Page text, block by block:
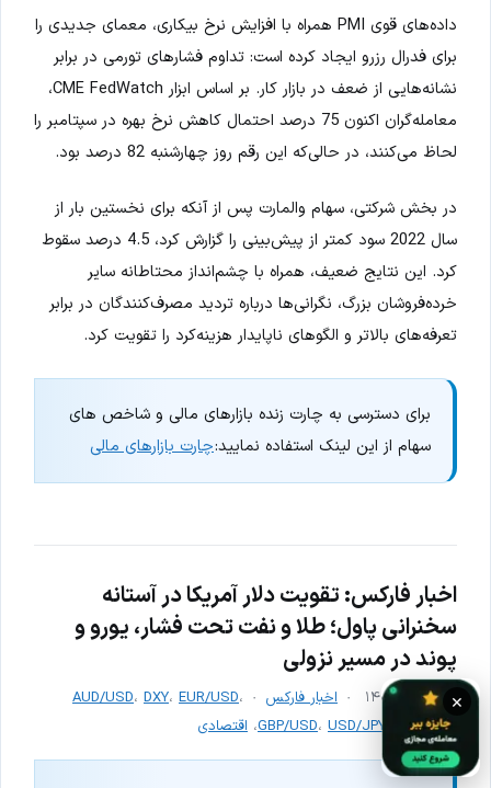
داده‌های قوی PMI همراه با افزایش نرخ بیکاری، معمای جدیدی را
برای فدرال رزرو ایجاد کرده است: تداوم فشارهای تورمی در برابر
نشانه‌هایی از ضعف در بازار کار. بر اساس ابزار CME FedWatch،
معامله‌گران اکنون 75 درصد احتمال کاهش نرخ بهره در سپتامبر را
لحاظ می‌کنند، در حالی‌که این رقم روز چهارشنبه 82 درصد بود.
در بخش شرکتی، سهام والمارت پس از آنکه برای نخستین بار از
سال 2022 سود کمتر از پیش‌بینی را گزارش کرد، 4.5 درصد سقوط
کرد. این نتایج ضعیف، همراه با چشم‌انداز محتاطانه سایر
خرده‌فروشان بزرگ، نگرانی‌ها درباره تردید مصرف‌کنندگان در برابر
تعرفه‌های بالاتر و الگوهای ناپایدار هزینه‌کرد را تقویت کرد.
برای دسترسی به چارت زنده بازارهای مالی و شاخص های
سهام از این لینک استفاده نمایید:چارت بازارهای مالی
اخبار فارکس: تقویت دلار آمریکا در آستانه
سخنرانی پاول؛ طلا و نفت تحت فشار، یورو و
پوند در مسیر نزولی
۳۰ مرداد ۱۴۰۴ اخبار فارکس AUD/USD، DXY، EUR/USD،
GBP/USD، USD/JPY XAU/USD ، اقتصادی
×